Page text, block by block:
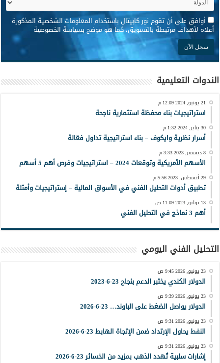
* أوافق على أن تقوم نور كابيتال باستخدام المعلومات الشخصية المذكورة
أعلاه لأهداف مرتبطة بالتسويق، كما هو موضح بسياسة الخصوصية
الندوات التعليمية
21 يونيو, 2024 12:09 م
استراتيجيات بناء محفظة استثمارية ناجحة
30 يناير, 2024 1:32 م
أسرار نظرية وايكوف – بناء استراتيجية تداول فعّالة
8 ديسمبر, 2023 3:33 م
الأسهم الأمريكية وتوقعات 2024 – استراتيجيات وفرص أهم 5 أسهم
29 أغسطس, 2023 5:56 م
تطبيق أدوات التحليل الفني في الأسواق المالية – إستراتيجيات وأمثلة
13 يوليو, 2023 11:09 ص
أهم 3 نماذج في التحليل الفني
التحليل الفني اليومي
23 يونيو, 2026 9:45 ص
الدولار الكندي يختبر الدعم بنجاح 23-6-2023
23 يونيو, 2026 9:39 ص
الدولار يواصل الضغط على الباوند… 23-6-2026
23 يونيو, 2026 9:31 ص
النفط يحاول الإرتداد ضمن الإتجاة الهابط 23-6-2026
23 يونيو, 2026 9:31 ص
إشارات سلبية تُهدد الذهب بمزيد من الخسائر 23-6-2026